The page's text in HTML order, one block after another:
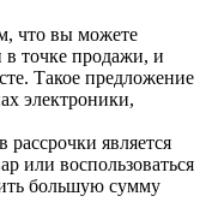
что вы можете
в точке продажи, и
Такое предложение
электроники,
является
или воспользоваться
большую сумму